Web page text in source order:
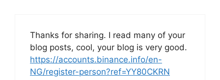
Thanks for sharing. I read many of your
blog posts, cool, your blog is very good.
https://accounts.binance.info/en-
NG/register-person?ref=YY80CKRN